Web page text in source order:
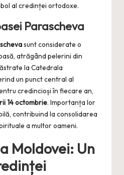
al credinței ortodoxe.
Parascheva
sunt considerate o
atrăgând pelerini din
la Catedrala
un punct central al
credincioși în fiecare an,
14 octombrie. Importanța lor
contribuind la consolidarea
a multor oameni.
Moldovei: Un